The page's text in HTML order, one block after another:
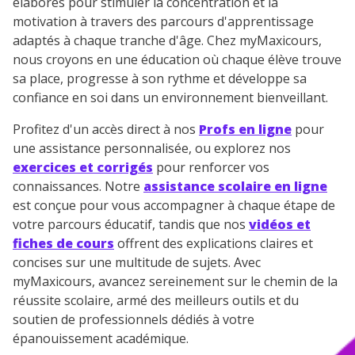
motivation à travers des parcours d'apprentissage
adaptés à chaque tranche d'âge. Chez myMaxicours,
nous croyons en une éducation où chaque élève trouve
sa place, progresse à son rythme et développe sa
confiance en soi dans un environnement bienveillant.
Profitez d'un accès direct à nos Profs en ligne pour
une assistance personnalisée, ou explorez nos
exercices et corrigés pour renforcer vos
connaissances. Notre assistance scolaire en ligne
est conçue pour vous accompagner à chaque étape de
votre parcours éducatif, tandis que nos vidéos et
fiches de cours offrent des explications claires et
concises sur une multitude de sujets. Avec
myMaxicours, avancez sereinement sur le chemin de la
réussite scolaire, armé des meilleurs outils et du
soutien de professionnels dédiés à votre
épanouissement académique.